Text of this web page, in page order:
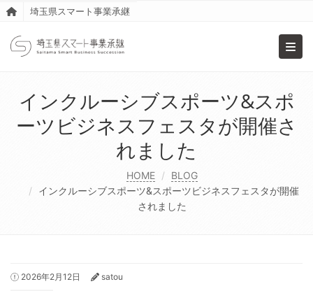
埼玉県スマート事業承継
インクルーシブスポーツ&スポ
ーツビジネスフェスタが開催さ
れました
HOME
BLOG
インクルーシブスポーツ&スポーツビジネスフェスタが開催
されました
2026年2月12日 satou